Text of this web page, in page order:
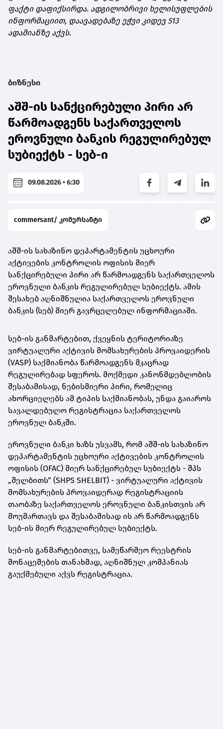
ფაქტი დაფიქსირდა. ადგილობრივი ხელისუფლების
ინფორმაციით, დაავადებაზე ეჭვი კიდევ 513
ადამიანზე აქვს.
ბიზნესი
აშშ-ის სანქცირებული პირი არ
წარმოადგენს საქართველოს
ეროვნული ბანკის რეგულირებულ
სუბიექტს - სებ-ი
09.08.2026 • 6:30
commersant/ კომერსანტი
აშშ-ის სახაზინო დეპარტამენტის უცხოური
აქტივების კონტროლის ოფისის მიერ
სანქცირებული პირი არ წარმოადგენს საქართველოს
ეროვნული ბანკის რეგულირებულ სუბიექტს. ამის
შესახებ აღნიშნულია საქართველოს ეროვნული
ბანკის (სებ) მიერ გავრცელებულ ინფორმაციაში.
სებ-ის განმარტებით, ქვეყნის ტერიტორიაზე
ვირტუალური აქტივის მომსახურების პროვაიდერის
(VASP) საქმიანობა წარმოადგენს მკაცრად
რეგულირებად სფეროს. მოქმედი კანონმდებლობის
შესაბამისად, ნებისმიერი პირი, რომელიც
ახორციელებს ამ ტიპის საქმიანობას, უნდა გაიაროს
სავალდებულო რეგისტრაცია საქართველოს
ეროვნულ ბანკში.
ეროვნული ბანკი ხაზს უსვამს, რომ აშშ-ის სახაზინო
დეპარტამენტის უცხოური აქტივების კონტროლის
ოფისის (OFAC) მიერ სანქცირებულ სუბიექტს - შპს
„შელბითს“ (SHPS SHELBIT) - ვირტუალური აქტივის
მომსახურების პროვაიდერად რეგისტრაციის
თაობაზე საქართველოს ეროვნული ბანკისთვის არ
მოუმართავს და შესაბამისად ის არ წარმოადგენს
სებ-ის მიერ რეგულირებულ სუბიექტს.
სებ-ის განმარტებითვე, სამეწარმეო რეესტრის
მონაცემების თანახმად, აღნიშნულ კომპანიას
გაუქმებული აქვს რეგისტრაცია.